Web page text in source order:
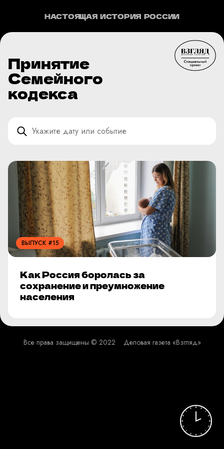
НАСТОЯЩАЯ ИСТОРИЯ РОССИИ
Принятие
Семейного
кодекса
ВЫПУСК #15
Как Россия боролась за
сохранение и преумножение
населения
Все права защищены © 2022 Деловая газета «Взгляд»